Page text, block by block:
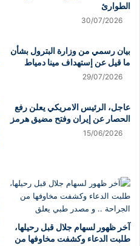
الطوارئ
30/07/2026
بيان رسمي من وزارة البترول بشأن
ما قيل عن إستهداف مينا دمياط
29/07/2026
عاجل، الرئيس الامريكي يعلن رفع
الحصار عن إيران وفتح مضيق هرمز
15/06/2026
آخر ظهور لسهام جلال قبل رحيلها،
طلبت الدعاء وكشفت مخاوفها من